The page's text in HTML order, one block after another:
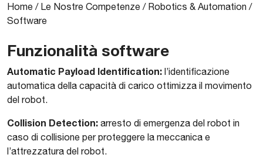
Home / Le Nostre Competenze / Robotics & Automation /
Software
Funzionalità software
Automatic Payload Identification: l’identificazione
automatica della capacità di carico ottimizza il movimento
del robot.
Collision Detection: arresto di emergenza del robot in
caso di collisione per proteggere la meccanica e
l’attrezzatura del robot.